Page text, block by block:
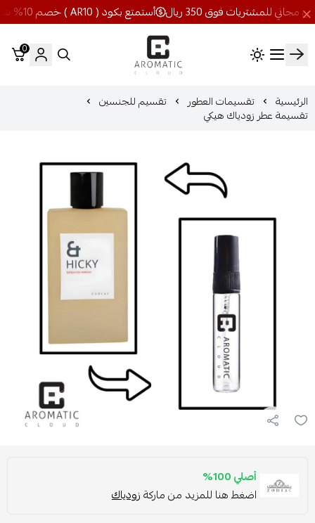
أستمتع بكود ( AR10 ) خصم 10% شحن مجاني للمشتريات فوق 350 ريال
اروماتيك كلاود
0
الرئيسية تقسيمات العطور تقسيم للجنسين
تقسيمة عطر زودياك هيكي
أصلي 100%
اضغط هنا للمزيد من ماركةزودياك